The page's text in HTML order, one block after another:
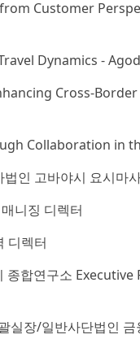
Customer
Dynamics -
Cross-
Collaboration in
인 고바야시 요시마
니징 디렉터
디렉터
종합연구소
실장/일반사단법인